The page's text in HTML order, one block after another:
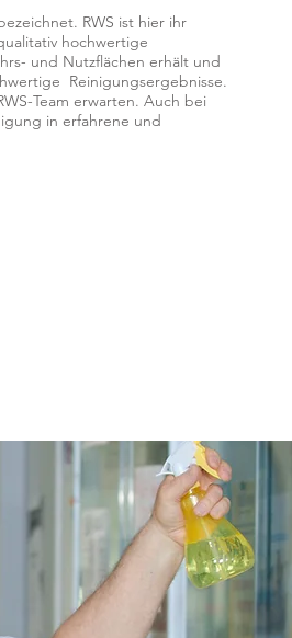
RWS ist hier ihr
hochwertige
und Nutzflächen erhält und
Reinigungsergebnisse.
Team erwarten. Auch bei
in erfahrene und